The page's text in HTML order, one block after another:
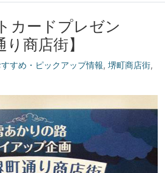
カードプレゼン
商店街】
すすめ・ピックアップ情報, 堺町商店街,